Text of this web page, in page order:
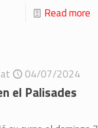
Read more
at 04/07/2024
el Palisades